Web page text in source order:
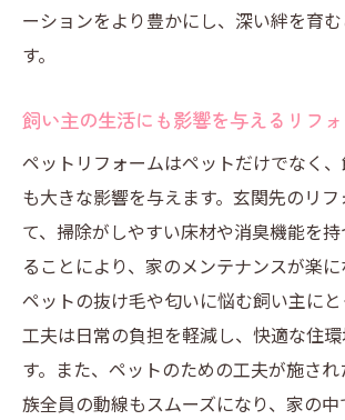
ーションをより豊かにし、深い絆を育
す。
飼い主の生活にも影響を与えるリフ
ペットリフォームはペットだけでなく
も大きな影響を与えます。玄関先のリ
て、掃除がしやすい床材や消臭機能を
ることにより、家のメンテナンスが楽
ペットの抜け毛や匂いに悩む飼い主に
工夫は日常の負担を軽減し、快適な住
す。また、ペットのための工夫が施さ
族全員の動線もスムーズになり、家の中